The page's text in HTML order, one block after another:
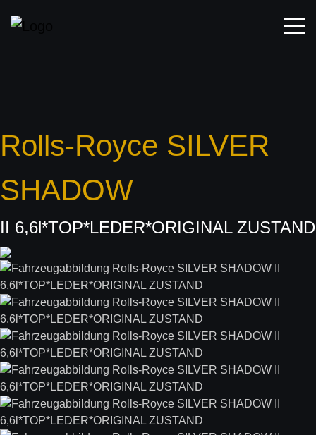
Rolls-Royce SILVER
SHADOW
II 6,6l*TOP*LEDER*ORIGINAL ZUSTAND